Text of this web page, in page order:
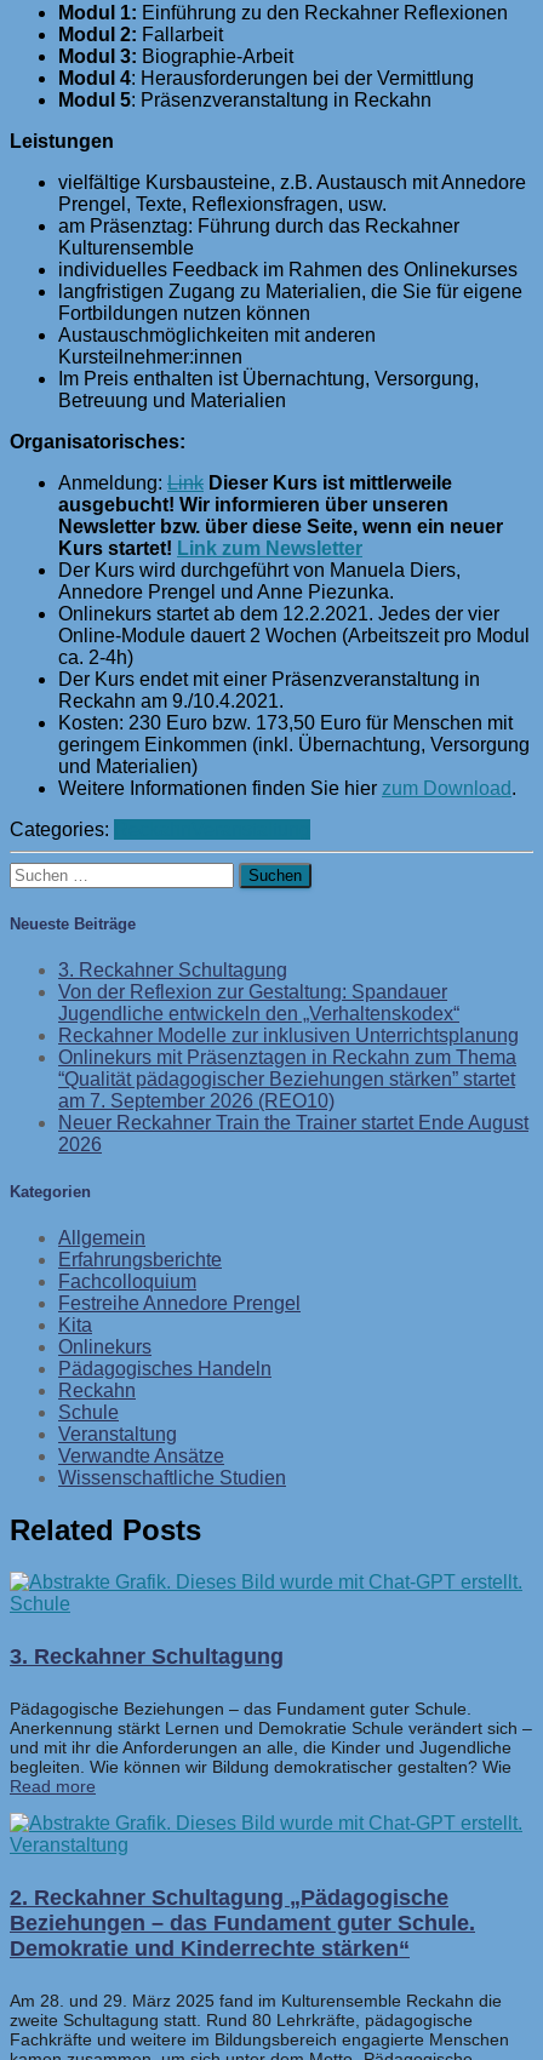
Modul 1: Einführung zu den Reckahner Reflexionen
Modul 2: Fallarbeit
Modul 3: Biographie-Arbeit
Modul 4: Herausforderungen bei der Vermittlung
Modul 5: Präsenzveranstaltung in Reckahn
Leistungen
vielfältige Kursbausteine, z.B. Austausch mit Annedore
Prengel, Texte, Reflexionsfragen, usw.
am Präsenztag: Führung durch das Reckahner
Kulturensemble
individuelles Feedback im Rahmen des Onlinekurses
langfristigen Zugang zu Materialien, die Sie für eigene
Fortbildungen nutzen können
Austauschmöglichkeiten mit anderen
Kursteilnehmer:innen
Im Preis enthalten ist Übernachtung, Versorgung,
Betreuung und Materialien
Organisatorisches:
Anmeldung: Link Dieser Kurs ist mittlerweile
ausgebucht! Wir informieren über unseren
Newsletter bzw. über diese Seite, wenn ein neuer
Kurs startet! Link zum Newsletter
Der Kurs wird durchgeführt von Manuela Diers,
Annedore Prengel und Anne Piezunka.
Onlinekurs startet ab dem 12.2.2021. Jedes der vier
Online-Module dauert 2 Wochen (Arbeitszeit pro Modul
ca. 2-4h)
Der Kurs endet mit einer Präsenzveranstaltung in
Reckahn am 9./10.4.2021.
Kosten: 230 Euro bzw. 173,50 Euro für Menschen mit
geringem Einkommen (inkl. Übernachtung, Versorgung
und Materialien)
Weitere Informationen finden Sie hier zum Download.
Categories:
Suchen
nach:
Neueste Beiträge
3. Reckahner Schultagung
Von der Reflexion zur Gestaltung: Spandauer
Jugendliche entwickeln den „Verhaltenskodex“
Reckahner Modelle zur inklusiven Unterrichtsplanung
Onlinekurs mit Präsenztagen in Reckahn zum Thema
“Qualität pädagogischer Beziehungen stärken” startet
am 7. September 2026 (REO10)
Neuer Reckahner Train the Trainer startet Ende August
2026
Kategorien
Allgemein
Erfahrungsberichte
Fachcolloquium
Festreihe Annedore Prengel
Kita
Onlinekurs
Pädagogisches Handeln
Reckahn
Schule
Veranstaltung
Verwandte Ansätze
Wissenschaftliche Studien
Related Posts
Schule
3. Reckahner Schultagung
Pädagogische Beziehungen – das Fundament guter Schule.
Anerkennung stärkt Lernen und Demokratie Schule verändert sich –
und mit ihr die Anforderungen an alle, die Kinder und Jugendliche
begleiten. Wie können wir Bildung demokratischer gestalten? Wie
Read more
Veranstaltung
2. Reckahner Schultagung „Pädagogische
Beziehungen – das Fundament guter Schule.
Demokratie und Kinderrechte stärken“
Am 28. und 29. März 2025 fand im Kulturensemble Reckahn die
zweite Schultagung statt. Rund 80 Lehrkräfte, pädagogische
Fachkräfte und weitere im Bildungsbereich engagierte Menschen